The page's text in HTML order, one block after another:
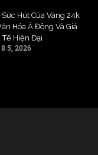
Sức Hút Của Vàng 24k
Hóa Á Đông Và Giá
Tế Hiện Đại
5, 2026